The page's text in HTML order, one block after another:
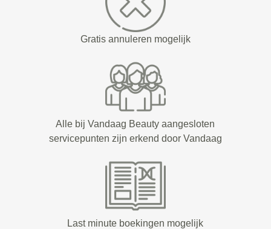
Gratis annuleren mogelijk
Alle bij Vandaag Beauty aangesloten
servicepunten zijn erkend door Vandaag
Last minute boekingen mogelijk